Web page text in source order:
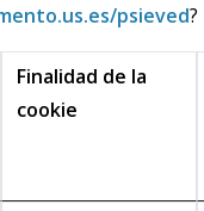
psieved?
Finalidad de la
cookie